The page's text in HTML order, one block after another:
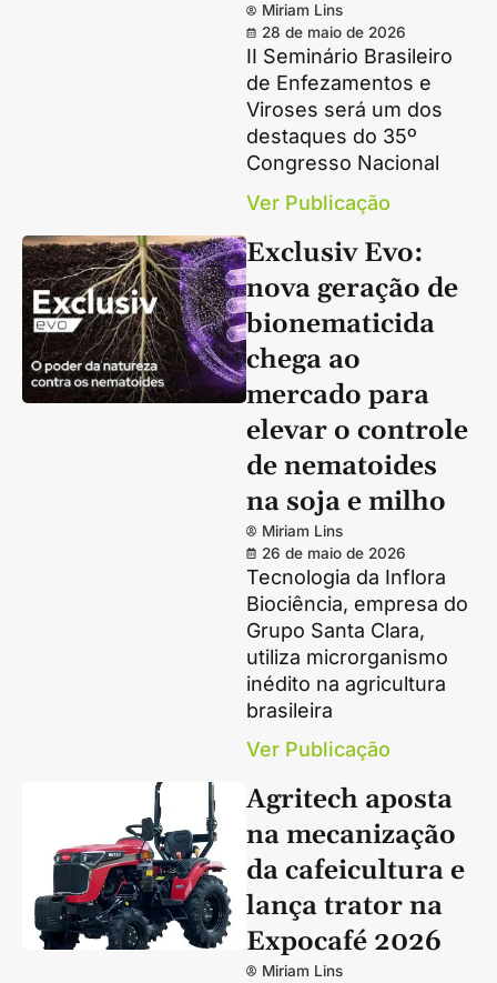
Miriam Lins
28 de maio de 2026
II Seminário Brasileiro
de Enfezamentos e
Viroses será um dos
destaques do 35º
Congresso Nacional
Ver Publicação
Exclusiv Evo:
nova geração de
bionematicida
chega ao
mercado para
elevar o controle
de nematoides
na soja e milho
Miriam Lins
26 de maio de 2026
Tecnologia da Inflora
Biociência, empresa do
Grupo Santa Clara,
utiliza microrganismo
inédito na agricultura
brasileira
Ver Publicação
Agritech aposta
na mecanização
da cafeicultura e
lança trator na
Expocafé 2026
Miriam Lins